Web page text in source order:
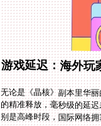
游戏延迟：海外玩
无论是《晶核》副本里华
的精准释放，毫秒级的延
别是高峰时段，国际网络